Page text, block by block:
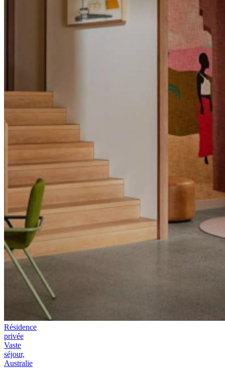
Résidence
privée
Vaste
séjour,
Australie